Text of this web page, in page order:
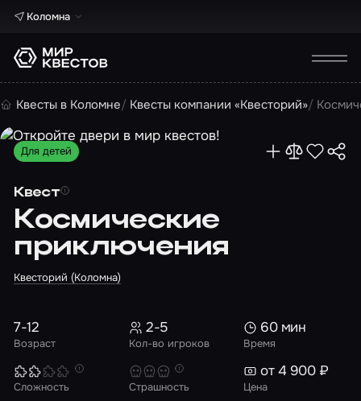
Коломна
Квесты в Коломне Квесты компании «Квесторий»
Для детей
Квест
Космические
приключения
Квесторий (Коломна)
Возраст
7-12
Кол-во игроков
2-5
Время
60 мин
Сложность Страшность Цена
от 4 900 ₽